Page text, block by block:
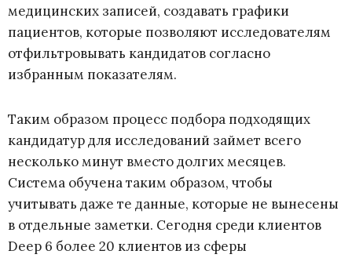
медицинских записей, создавать графики
пациентов, которые позволяют исследователям
отфильтровывать кандидатов согласно
избранным показателям.
Таким образом процесс подбора подходящих
кандидатур для исследований займет всего
несколько минут вместо долгих месяцев.
Система обучена таким образом, чтобы
учитывать даже те данные, которые не вынесены
в отдельные заметки. Сегодня среди клиентов
Deep 6 более 20 клиентов из сферы